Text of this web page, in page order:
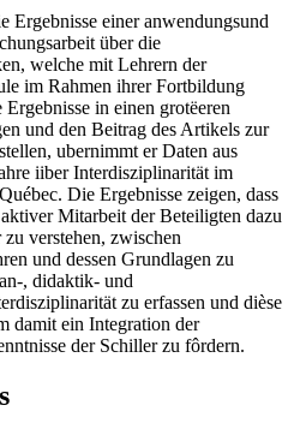
Ergebnisse einer anwendungsund
über die
welche mit Lehrern der
im Rahmen ihrer Fortbildung
in einen grotëeren
und den Beitrag des Artikels zur
ubernimmt er Daten aus
iiber Interdisziplinarität im
Die Ergebnisse zeigen, dass
Mitarbeit der Beteiligten dazu
verstehen, zwischen
und dessen Grundlagen zu
, didaktik- und
zu erfassen und dièse
damit ein Integration der
der Schiller zu fôrdern.